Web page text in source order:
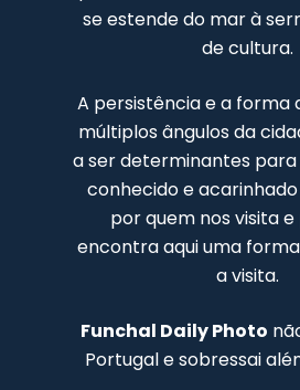
se estende do mar à
de cultura.
A persistência e a forma
múltiplos ângulos da
a ser determinantes para
conhecido e
por quem nos visita
encontra aqui uma
a visita.
Funchal Daily Photo
Portugal e sobressai